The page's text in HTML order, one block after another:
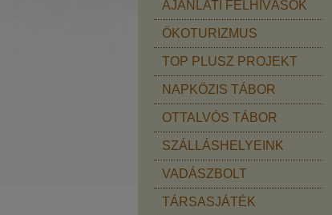
AJÁNLATI FELHÍVÁSOK
ÖKOTURIZMUS
TOP PLUSZ PROJEKT
NAPKÖZIS TÁBOR
OTTALVÓS TÁBOR
SZÁLLÁSHELYEINK
VADÁSZBOLT
TÁRSASJÁTÉK